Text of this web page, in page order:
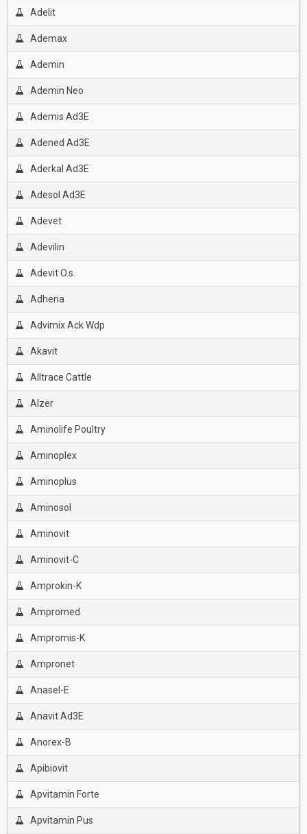
Adelit
Ademax
Ademin
Ademin Neo
Ademis Ad3E
Adened Ad3E
Aderkal Ad3E
Adesol Ad3E
Adevet
Adevilin
Adevit O.s.
Adhena
Advimix Ack Wdp
Akavit
Alltrace Cattle
Alzer
Aminolife Poultry
Amınoplex
Aminoplus
Aminosol
Aminovit
Aminovit-C
Amprokin-K
Ampromed
Ampromis-K
Ampronet
Anasel-E
Anavit Ad3E
Anorex-B
Apibiovit
Apvitamin Forte
Apvitamin Pus